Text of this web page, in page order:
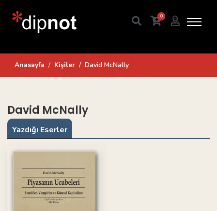
0
Anasayfa Kişiler David McNally
David McNally
Yazdığı Eserler